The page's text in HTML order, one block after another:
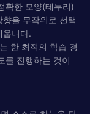
확한 모양(테두리)
을 무작위로 선택
웁니다.
한 최적의 학습 경
를 진행하는 것이